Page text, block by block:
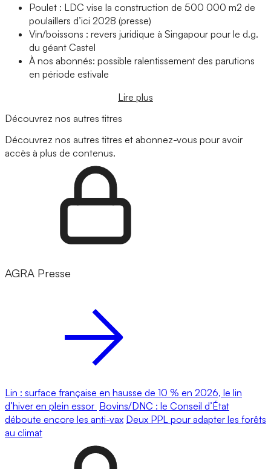
Poulet : LDC vise la construction de 500 000 m2 de
poulaillers d’ici 2028 (presse)
Vin/boissons : revers juridique à Singapour pour le d.g.
du géant Castel
À nos abonnés: possible ralentissement des parutions
en période estivale
Lire plus
Découvrez nos autres titres
Découvrez nos autres titres et abonnez-vous pour avoir
accès à plus de contenus.
AGRA Presse
Lin : surface française en hausse de 10 % en 2026, le lin
d’hiver en plein essor Bovins/DNC : le Conseil d’État
déboute encore les anti-vax Deux PPL pour adapter les forêts
au climat